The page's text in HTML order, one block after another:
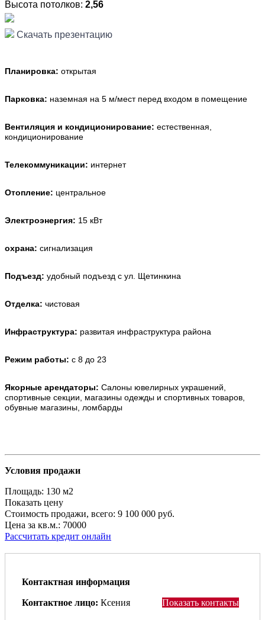
Высота потолков: 2,56
Скачать презентацию
Планировка: открытая
Парковка: наземная на 5 м/мест перед входом в помещение
Вентиляция и кондиционирование: естественная,
кондиционирование
Телекоммуникации: интернет
Отопление: центральное
Электроэнергия: 15 кВт
охрана: сигнализация
Подъезд: удобный подъезд с ул. Щетинкина
Отделка: чистовая
Инфраструктура: развитая инфраструктура района
Режим работы: с 8 до 23
Якорные арендаторы: Салоны ювелирных украшений,
спортивные секции, магазины одежды и спортивных товаров,
обувные магазины, ломбарды
Условия продажи
Площадь: 130 м2
Показать цену
Стоимость продажи, всего: 9 100 000 руб.
Цена за кв.м.: 70000
Рассчитать кредит онлайн
Контактная информация
Контактное лицо: Ксения Показать контакты